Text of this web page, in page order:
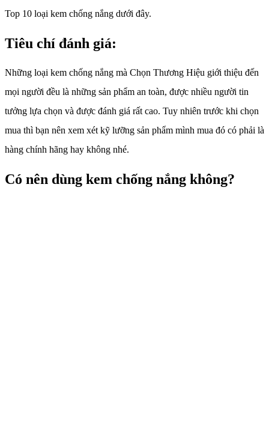
Top 10 loại kem chống nắng dưới đây.
Tiêu chí đánh giá:
Những loại kem chống nắng mà Chọn Thương Hiệu giới thiệu đến
mọi người đều là những sản phẩm an toàn, được nhiều người tin
tưởng lựa chọn và được đánh giá rất cao. Tuy nhiên trước khi chọn
mua thì bạn nên xem xét kỹ lưỡng sản phẩm mình mua đó có phải là
hàng chính hãng hay không nhé.
Có nên dùng kem chống nắng không?